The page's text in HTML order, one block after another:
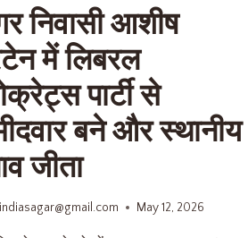
निवासी आशीष
में लिबरल
पार्टी से
बने और स्थानीय
जीता
May 12, 2026